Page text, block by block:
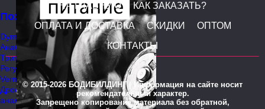
Похожие статьи
Dyma-Burn Xtreme Дедовск
Анабол продажа Щёлково
Тритрен ZPHC Каменск-Уральский
Регуляция Тестостерона
Vermoje сравнить цены Елабуга
Дростанолон Энантат + Винстрол
аналоги
НА ГЛАВНУЮ
КАК ЗАКАЗАТЬ?
ОПЛАТА И ДОСТАВКА
СКИДКИ
ОПТОМ
КОНТАКТЫ
© 2015-2026 БОДИБИЛДИНГ | Информация на сайте носит
рекомендательный характер.
Запрещено копирование материала без обратной,